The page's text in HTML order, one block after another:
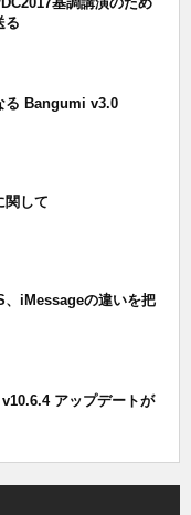
る
る Bangumi v3.0
関して
iMessageの違いを把
アップデートが